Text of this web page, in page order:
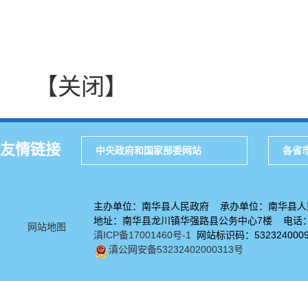
【关闭】
友情链接 中央政府和国家部委网站 各省
网站地图
主办单位：南华县人民政府 承办单位：南华县人
地址：南华县龙川镇华强路县公务中心7楼 电
滇ICP备17001460号-1
网站标识码：
滇公网安备53232402000313号